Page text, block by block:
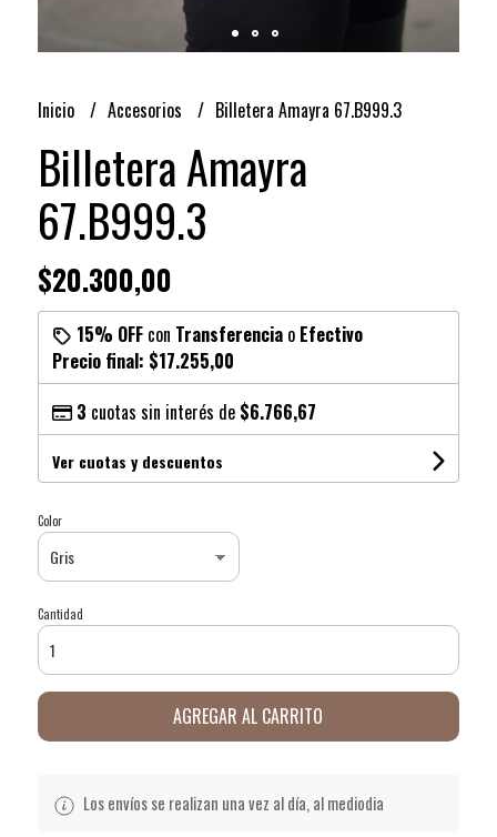
Inicio Accesorios Billetera Amayra 67.B999.3
Billetera Amayra
67.B999.3
$20.300,00
15% OFFcon Transferenciao Efectivo
Precio final: $17.255,00
3 cuotas sin interés de $6.766,67
Ver cuotas y descuentos
Color
Cantidad
AGREGAR AL CARRITO
Los envíos se realizan una vez al día, al mediodia